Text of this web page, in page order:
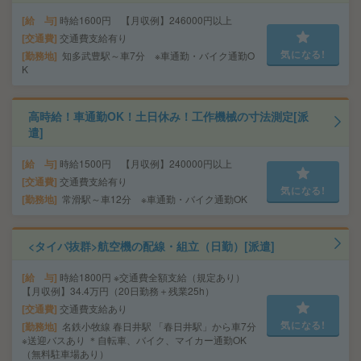
給 与 時給1600円 【月収例】246000円以上
交通費 交通費支給有り
勤務地
知多武豊駅～車7分 ※車通勤・バイク通勤O
K
気になる!
高時給！車通勤OK！土日休み！工作機械の寸法測定[派
遣]
給 与 時給1500円 【月収例】240000円以上
交通費 交通費支給有り
勤務地 常滑駅～車12分 ※車通勤・バイク通勤OK
気になる!
<タイパ抜群>航空機の配線・組立（日勤）[派遣]
給 与 時給1800円 ※交通費全額支給（規定あり）
【月収例】34.4万円（20日勤務＋残業25h）
交通費 交通費支給あり
勤務地 名鉄小牧線 春日井駅 「春日井駅」から車7分
※送迎バスあり ＊自転車、バイク、マイカー通勤OK
（無料駐車場あり）
気になる!